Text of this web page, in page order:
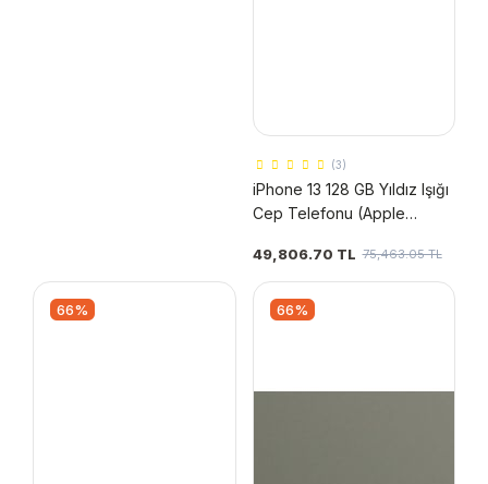
(3)
iPhone 13 128 GB Yıldız Işığı
Cep Telefonu (Apple
49,806.70 TL 75,463.05 TL
66% 66%